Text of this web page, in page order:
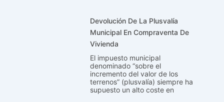
Devolución De La Plusvalía
Municipal En Compraventa De
Vivienda
El impuesto municipal
denominado “sobre el
incremento del valor de los
terrenos” (plusvalía) siempre ha
supuesto un alto coste en